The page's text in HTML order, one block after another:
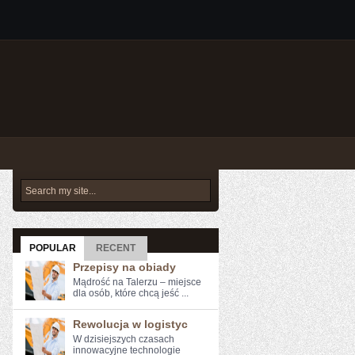
POPULAR RECENT
Przepisy na obiady
Mądrość na Talerzu – miejsce
dla osób, które chcą jeść ...
Rewolucja w logistyc
W dzisiejszych czasach
innowacyjne technologie⁢